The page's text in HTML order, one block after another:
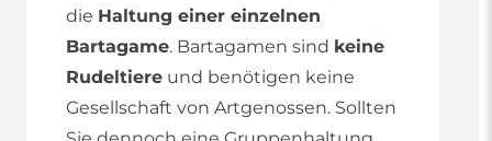
die Haltung einer einzelnen
Bartagame. Bartagamen sind keine
Rudeltiere und benötigen keine
Gesellschaft von Artgenossen. Sollten